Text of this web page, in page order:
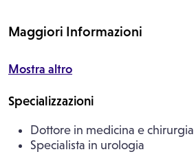
Maggiori Informazioni
Mostra altro
Specializzazioni
Dottore in medicina e chirurgia
Specialista in urologia